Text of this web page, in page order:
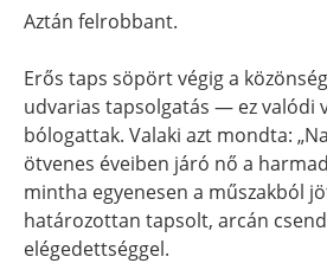
Aztán felrobbant.
Erős taps söpört végig a
udvarias tapsolgatás — ez valódi
bólogattak. Valaki azt mondta:
ötvenes éveiben járó nő a
mintha egyenesen a műszakból
határozottan tapsolt, arcán
elégedettséggel.